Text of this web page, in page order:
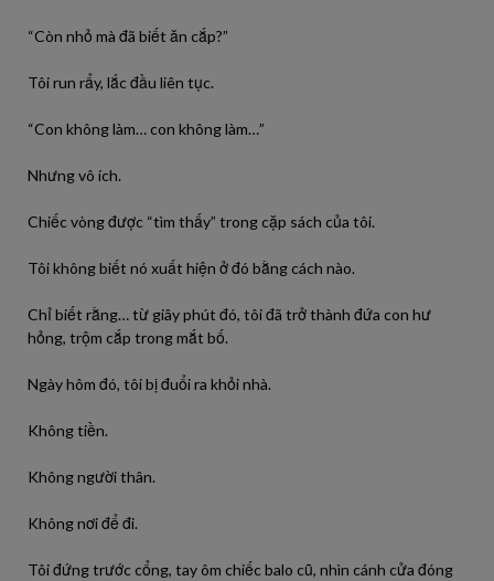
“Còn nhỏ mà đã biết ăn cắp?”
Tôi run rẩy, lắc đầu liên tục.
“Con không làm… con không làm…”
Nhưng vô ích.
Chiếc vòng được “tìm thấy” trong cặp sách của tôi.
Tôi không biết nó xuất hiện ở đó bằng cách nào.
Chỉ biết rằng… từ giây phút đó, tôi đã trở thành đứa con hư
hỏng, trộm cắp trong mắt bố.
Ngày hôm đó, tôi bị đuổi ra khỏi nhà.
Không tiền.
Không người thân.
Không nơi để đi.
Tôi đứng trước cổng, tay ôm chiếc balo cũ, nhìn cánh cửa đóng